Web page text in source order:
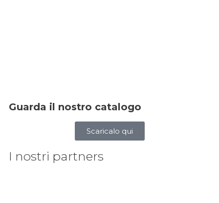
Guarda il nostro catalogo
Scaricalo qui
I nostri partners